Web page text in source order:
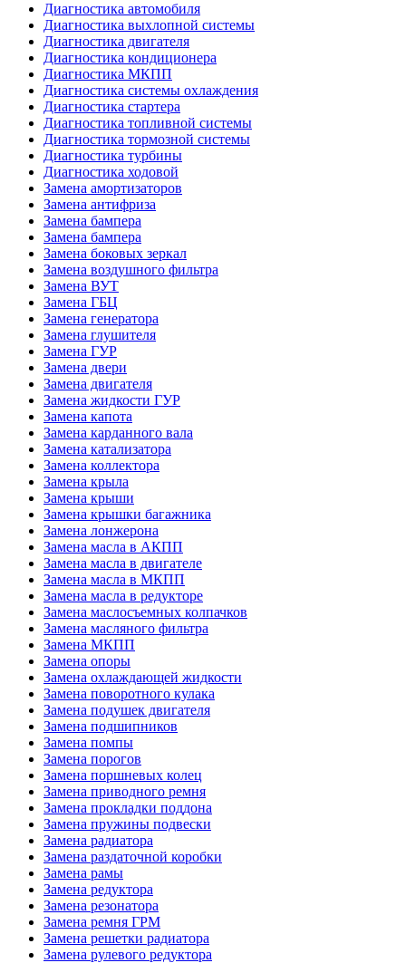
Диагностика автомобиля
Диагностика выхлопной системы
Диагностика двигателя
Диагностика кондиционера
Диагностика МКПП
Диагностика системы охлаждения
Диагностика стартера
Диагностика топливной системы
Диагностика тормозной системы
Диагностика турбины
Диагностика ходовой
Замена амортизаторов
Замена антифриза
Замена бампера
Замена бампера
Замена боковых зеркал
Замена воздушного фильтра
Замена ВУТ
Замена ГБЦ
Замена генератора
Замена глушителя
Замена ГУР
Замена двери
Замена двигателя
Замена жидкости ГУР
Замена капота
Замена карданного вала
Замена катализатора
Замена коллектора
Замена крыла
Замена крыши
Замена крышки багажника
Замена лонжерона
Замена масла в АКПП
Замена масла в двигателе
Замена масла в МКПП
Замена масла в редукторе
Замена маслосъемных колпачков
Замена масляного фильтра
Замена МКПП
Замена опоры
Замена охлаждающей жидкости
Замена поворотного кулака
Замена подушек двигателя
Замена подшипников
Замена помпы
Замена порогов
Замена поршневых колец
Замена приводного ремня
Замена прокладки поддона
Замена пружины подвески
Замена радиатора
Замена раздаточной коробки
Замена рамы
Замена редуктора
Замена резонатора
Замена ремня ГРМ
Замена решетки радиатора
Замена рулевого редуктора